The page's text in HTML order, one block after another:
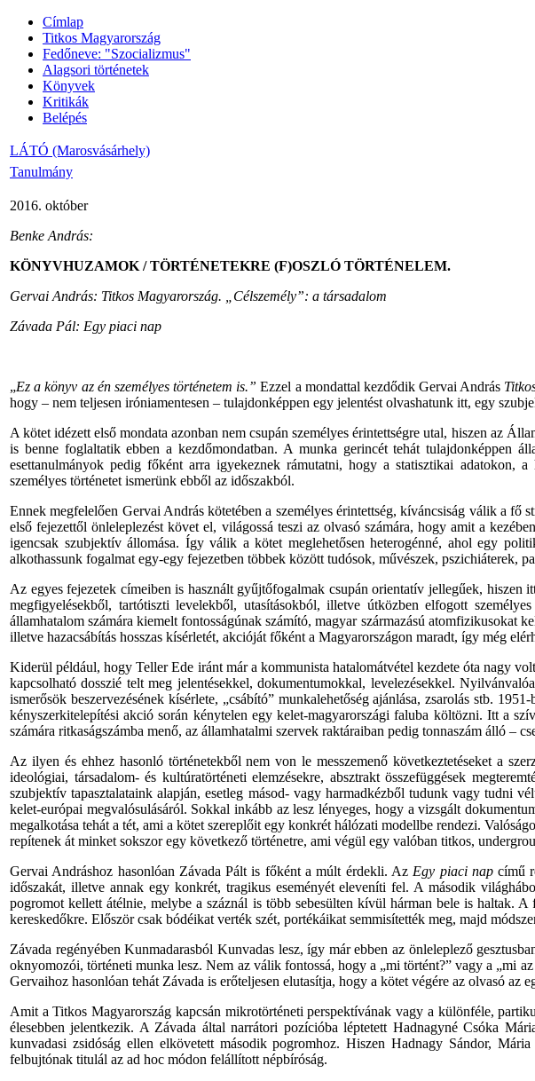
Címlap
Titkos Magyarország
Fedőneve: "Szocializmus"
Alagsori történetek
Könyvek
Kritikák
Belépés
LÁTÓ (Marosvásárhely)
Tanulmány
2016. október
Benke András:
KÖNYVHUZAMOK /TÖRTÉNETEKRE (F)OSZLÓ TÖRTÉNELEM.
Gervai András: Titkos Magyarország. „Célszemély”: a társadalom
Závada Pál: Egy piaci nap
„Ez akönyv az én személyes történetem is.” Ezzel a mondattal kezdődik Gervai András
hogy – nem teljesen iróniamentesen – tulajdonképpen egy jelentést olvashatunk itt, egy
Akötet idézett első mondata azonban nem csupán személyes érintettségre utal, hiszen az
is benne foglaltatik ebben akezdőmondatban. A munka gerincét tehát tulajdonképpen
esettanulmányok pedig főként arra igyekeznek rámutatni,hogy astatisztikai adatokon, a
személyes történetet ismerünk ebből az időszakból.
Ennek megfelelően Gervai András kötetében a személyes érintettség,kíváncsiság válikafő
első fejezettől önleleplezést követ el, világossá teszi az olvasó számára,hogy amit akezében
igencsak szubjektív állomása. Így válik a kötet meglehetősen heterogénné, ahol egy
alkothassunk fogalmat egy-egy fejezetben többek között tudósok, művészek, pszichiáterek,
Az egyes fejezetek címeiben is használt gyűjtőfogalmak csupán orientatív jellegűek, hiszen
megfigyelésekből, tartótiszti levelekből, utasításokból, illetve útközben elfogott személyes
államhatalomszámára kiemelt fontosságúnak számító, magyar származású atomfizikusokat
illetve hazacsábítás hosszas kísérletét, akcióját főként a Magyarországon maradt, így még
Kiderül például,hogy Teller Ede iránt mára kommunista hatalomátvétel kezdete óta nagy volt
kapcsolható dosszié telt meg jelentésekkel, dokumentumokkal, levelezésekkel.
ismerősök beszervezésének kísérlete, „csábító” munkalehetőség ajánlása, zsarolás stb.
kényszerkitelepítési akció során kénytelen egykelet-magyarországi faluba költözni. Itt a
számára ritkaságszámba menő, az államhatalmi szervek raktáraiban pedig tonnaszám álló –
Az ilyen és ehhez hasonló történetekből nem von le messzemenő következtetéseket a
ideológiai, társadalom- és kultúratörténeti elemzésekre, absztrakt összefüggések
szubjektív tapasztalataink alapján, esetleg másod- vagy harmadkézből tudunk vagy tudni
kelet-európai megvalósulásáról. Sokkal inkább az lesz lényeges, hogy a vizsgált
megalkotása tehát a tét, ami a kötet szereplőit egy konkrét hálózati modellbe rendezi.
repítenek át minket sokszor egy következő történetre, ami végül egy valóban titkos,
Gervai Andráshoz hasonlóan Závada Pált is főként a múlt érdekli. Az Egy piaci napcímű
időszakát, illetve annak egy konkrét, tragikus eseményét eleveníti fel. A második
pogromot kellett átélnie, melybe a száznál is több sebesülten kívül hárman bele is haltak.
kereskedőkre. Először csak bódéikat verték szét, portékáikat semmisítették meg, majd
Závada regényében Kunmadarasból Kunvadas lesz, így már ebben az önleleplező
oknyomozói, történeti munka lesz. Nem az válik fontossá, hogy a „mi történt?” vagy a „mi
Gervaihoz hasonlóan tehát Závada is erőteljesen elutasítja, hogy a kötet végére az olvasó
Amit a Titkos Magyarország kapcsán mikrotörténeti perspektívának vagy a különféle,
élesebben jelentkezik. A Závada által narrátori pozícióba léptetett Hadnagyné Csóka
kunvadasi zsidóság ellen elkövetett második pogromhoz. Hiszen Hadnagy Sándor,
felbujtónak titulál az ad hoc módon felállított népbíróság.